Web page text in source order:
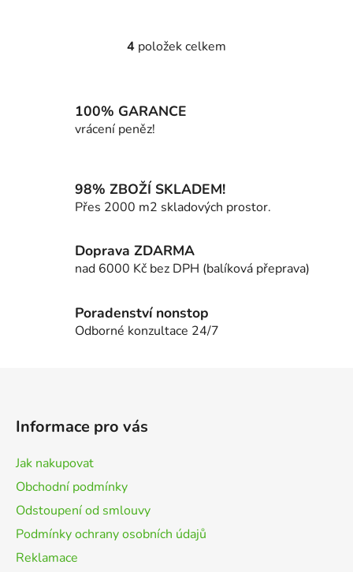
O
á
d
p
r
k
y
v
p
i
4 položek celkem
100% GARANCE
vrácení peněz!
98% ZBOŽÍ SKLADEM!
Přes 2000 m2 skladových prostor.
Doprava ZDARMA
nad 6000 Kč bez DPH (balíková přeprava)
Poradenství nonstop
Odborné konzultace 24/7
Informace pro vás
Jak nakupovat
Obchodní podmínky
Odstoupení od smlouvy
Podmínky ochrany osobních údajů
Reklamace